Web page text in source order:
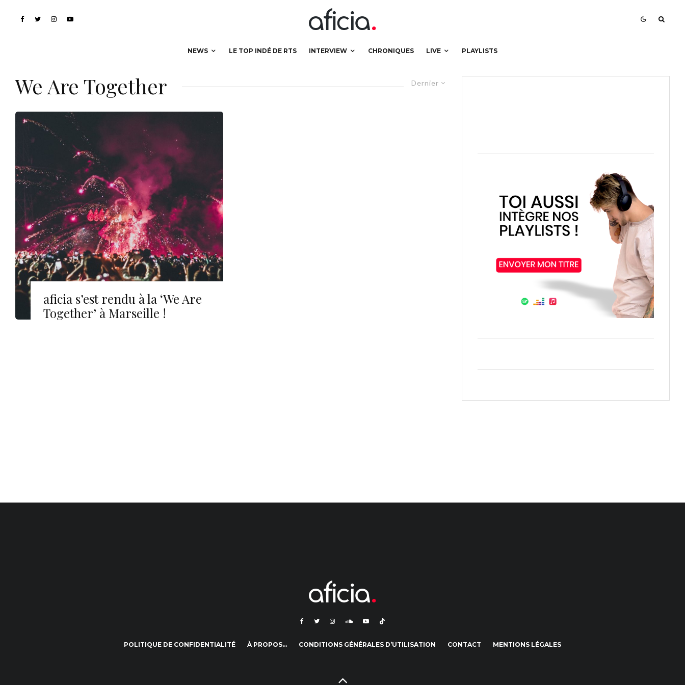
NEWS LE TOP INDÉ DE RTS INTERVIEW CHRONIQUES LIVE PLAYLISTS
Dernier
We Are Together
aficia s’est rendu à la ‘We Are
Together’ à Marseille !
POLITIQUE DE CONFIDENTIALITÉ À PROPOS… CONDITIONS GÉNÉRALES D’UTILISATION CONTACT MENTIONS LÉGALES